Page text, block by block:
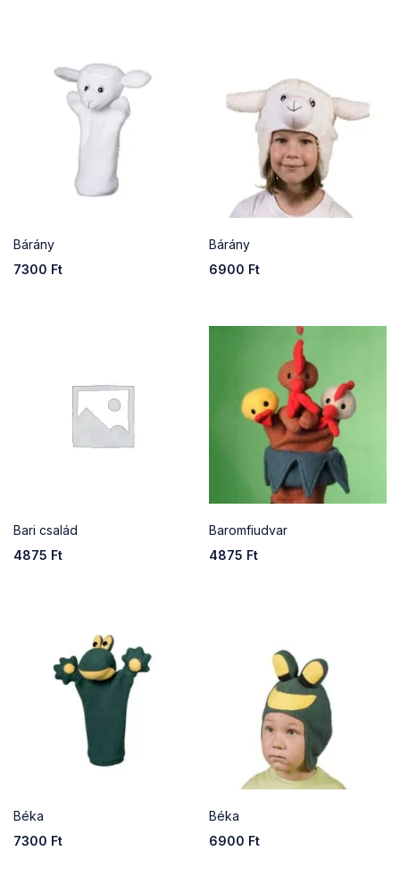
Bárány
7300 Ft
Bárány
6900 Ft
Bari család
4875 Ft
Baromfiudvar
4875 Ft
Béka
7300 Ft
Béka
6900 Ft